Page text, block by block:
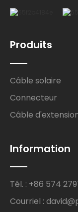
Produits
Câble solaire
Connecteur
Câble
Information
Tél. : +86 574
Courriel :